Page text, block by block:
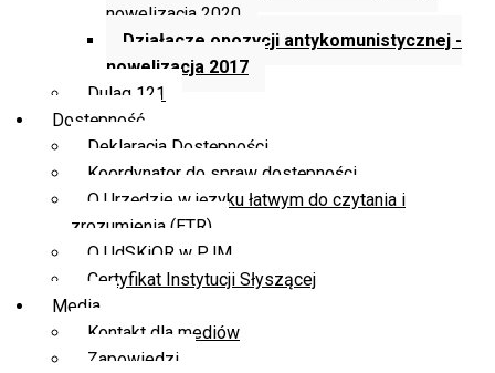
nowelizacja 2020
Działacze opozycji antykomunistycznej -
nowelizacja 2017
Dulag 121
Dostępność
Deklaracja Dostępności
Koordynator do spraw dostępności
O Urzędzie w języku łatwym do czytania i
zrozumienia (ETR)
O UdSKiOR w PJM
Certyfikat Instytucji Słyszącej
Media
Kontakt dla mediów
Zapowiedzi